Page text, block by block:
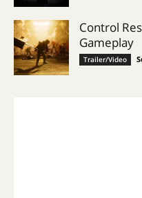
Control
Gameplay
Trailer/Video